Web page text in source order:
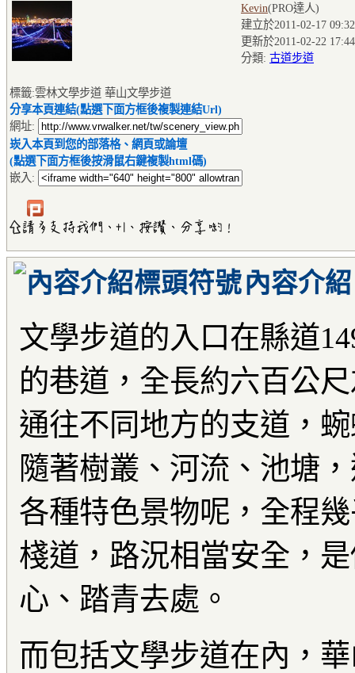
Kevin(PRO達人)
建立於2011-02-17
更新於2011-02-22
分類: 古道步道
標籤:雲林文學步道 華山文學步道
分享本頁連結(點選下面方框後複製連結Url)
網址:
崁入本頁到您的部落格、網頁或論壇
(點選下面方框後按滑鼠右鍵複製html碼)
嵌入:
內容介紹
文學步道的入口在縣道
的巷道，全長約六百公
通往不同地方的支道，
隨著樹叢、河流、池塘
各種特色景物呢，全程
棧道，路況相當安全，
心、踏青去處。
而包括文學步道在內，